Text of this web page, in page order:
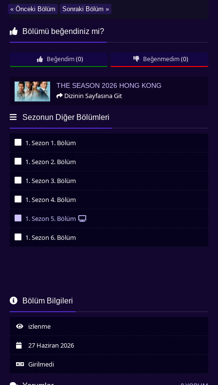
Sonraki Bölüm »
« Önceki Bölüm
Bölümü beğendiniz mi?
Beğendim (0) Beğenmedim (0)
The Season 2026 Hong Kong
THE SEASON 2026 HONG KONG
Dizinin Sayfasına Git
Sezonun Diğer Bölümleri
1. Sezon 1. Bölüm
1. Sezon 2. Bölüm
1. Sezon 3. Bölüm
1. Sezon 4. Bölüm
1. Sezon 5. Bölüm
1. Sezon 6. Bölüm
Bölüm Bilgileri
izlenme
27 Haziran 2026
Girilmedi